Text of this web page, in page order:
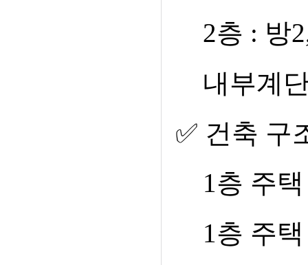
2층 : 방
내부계
✅ 건축 구
1층 주
1층 주